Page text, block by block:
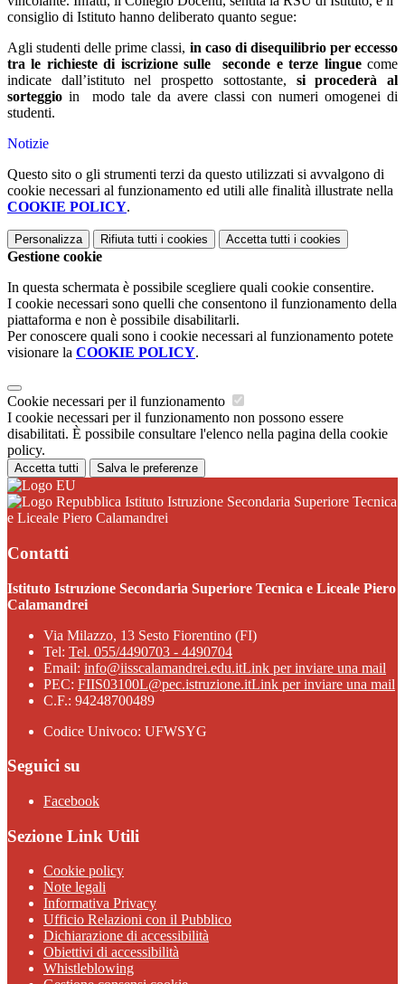
consiglio di Istituto hanno deliberato quanto segue:
Agli studenti delle prime classi, in caso di disequilibrio per eccesso
tra le richieste di iscrizione sulle seconde e terze lingue come
indicate dall’istituto nel prospetto sottostante, si procederà al
sorteggio in modo tale da avere classi con numeri omogenei di
studenti.
Notizie
Questo sito o gli strumenti terzi da questo utilizzati si avvalgono di
cookie necessari al funzionamento ed utili alle finalità illustrate nella
COOKIE POLICY.
Personalizza Rifiuta tutti i cookies Accetta tutti i cookies
Gestione cookie
In questa schermata è possibile scegliere quali cookie consentire.
I cookie necessari sono quelli che consentono il funzionamento della
piattaforma e non è possibile disabilitarli.
Per conoscere quali sono i cookie necessari al funzionamento potete
visionare la COOKIE POLICY.
Cookie necessari per il funzionamento
I cookie necessari per il funzionamento non possono essere
disabilitati. È possibile consultare l'elenco nella pagina della cookie
policy.
Accetta tutti Salva le preferenze
Istituto Istruzione Secondaria Superiore Tecnica
e Liceale Piero Calamandrei
Contatti
Istituto Istruzione Secondaria Superiore Tecnica e Liceale Piero
Calamandrei
Via Milazzo, 13 Sesto Fiorentino (FI)
Tel: Tel. 055/4490703 - 4490704
Email: info@iisscalamandrei.edu.itLink per inviare una mail
PEC: FIIS03100L@pec.istruzione.itLink per inviare una mail
C.F.: 94248700489
Codice Univoco: UFWSYG
Seguici su
Facebook
Sezione Link Utili
Cookie policy
Note legali
Informativa Privacy
Ufficio Relazioni con il Pubblico
Dichiarazione di accessibilità
Obiettivi di accessibilità
Whistleblowing